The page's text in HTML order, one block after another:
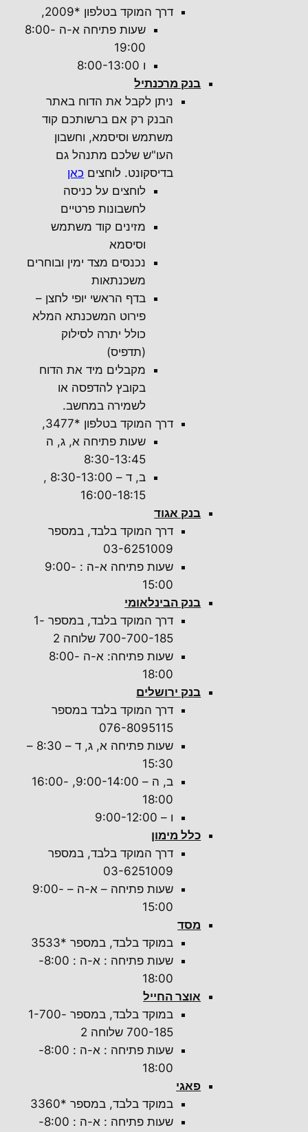
דרך המוקד בטלפון *2009,
שעות פתיחה א-ה 8:00-
19:00
ו 8:00-13:00
בנק מרכנתיל
ניתן לקבל את הדוח באתר
הבנק רק אם ברשותכם קוד
משתמש וסיסמא, וחשבון
העו"ש שלכם מתנהל גם
בדיסקונט. לוחצים כאן
לוחצים על כניסה
לחשבונות פרטיים
מזינים קוד משתמש
וסיסמא
נכנסים מצד ימין ובוחרים
משכנתאות
בדף הראשי יופי לחצן –
פירוט המשכנתא המלא
כולל יתרה לסילוק
(תדפיס)
מקבלים מיד את הדוח
בקובץ להדפסה או
לשמירה במחשב.
דרך המוקד בטלפון *3477,
שעות פתיחה א, ג, ה
8:30-13:45
ב, ד – 8:30-13:00 ,
16:00-18:15
בנק אגוד
דרך המוקד בלבד, במספר
03-6251009
שעות פתיחה א-ה : 9:00-
15:00
בנק הבינלאומי
דרך המוקד בלבד, במספר 1-
700-700-185 שלוחה 2
שעות פתיחה: א-ה 8:00-
18:00
בנק ירושלים
דרך המוקד בלבד במספר
076-8095115
שעות פתיחה א, ג, ד – 8:30 –
15:30
ב, ה – 9:00-14:00, 16:00-
18:00
ו – 9:00-12:00
כלל מימון
דרך המוקד בלבד, במספר
03-6251009
שעות פתיחה – א-ה – 9:00-
15:00
מסד
במוקד בלבד, במספר *3533
שעות פתיחה : א-ה : 8:00-
18:00
אוצר החייל
במוקד בלבד, במספר 1-700-
700-185 שלוחה 2
שעות פתיחה : א-ה : 8:00-
18:00
פאגי
במוקד בלבד, במספר *3360
שעות פתיחה : א-ה : 8:00-